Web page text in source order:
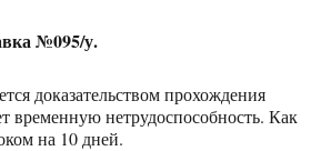
№095/у.
доказательством прохождения
временную нетрудоспособность. Как
на 10 дней.